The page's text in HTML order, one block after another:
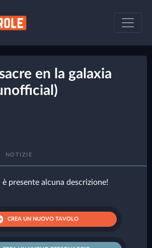
en la galaxia
NOTIZIE
presente alcuna descrizione!
CREA UN NUOVO TAVOLO